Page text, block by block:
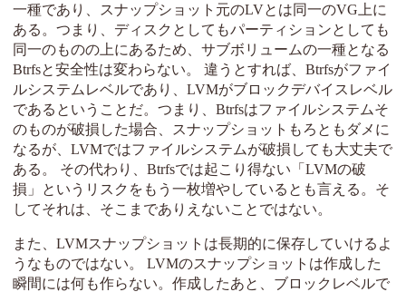
一種であり、スナップショット元のLVとは同一のVG上に
ある。つまり、ディスクとしてもパーティションとしても
同一のものの上にあるため、サブボリュームの一種となる
Btrfsと安全性は変わらない。 違うとすれば、Btrfsがファイ
ルシステムレベルであり、LVMがブロックデバイスレベル
であるということだ。つまり、Btrfsはファイルシステムそ
のものが破損した場合、スナップショットもろともダメに
なるが、LVMではファイルシステムが破損しても大丈夫で
ある。 その代わり、Btrfsでは起こり得ない「LVMの破
損」というリスクをもう一枚増やしているとも言える。そ
してそれは、そこまでありえないことではない。
また、LVMスナップショットは長期的に保存していけるよ
うなものではない。 LVMのスナップショットは作成した
瞬間には何も作らない。作成したあと、ブロックレベルで